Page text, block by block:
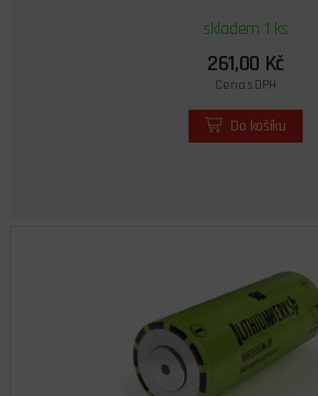
skladem 1 ks
261,00 Kč
Cena s DPH
Do košíku